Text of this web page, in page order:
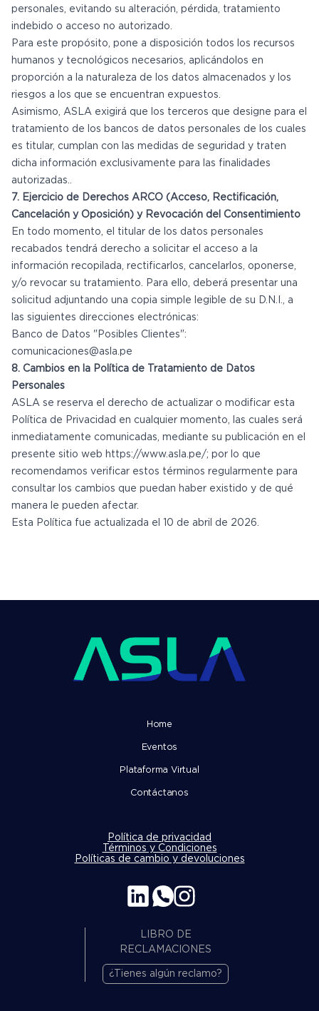
personales, evitando su alteración, pérdida, tratamiento
indebido o acceso no autorizado.
Para este propósito, pone a disposición todos los recursos
humanos y tecnológicos necesarios, aplicándolos en
proporción a la naturaleza de los datos almacenados y los
riesgos a los que se encuentran expuestos.
Asimismo, ASLA exigirá que los terceros que designe para el
tratamiento de los bancos de datos personales de los cuales
es titular, cumplan con las medidas de seguridad y traten
dicha información exclusivamente para las finalidades
autorizadas..
7. Ejercicio de Derechos ARCO (Acceso, Rectificación,
Cancelación y Oposición) y Revocación del Consentimiento
En todo momento, el titular de los datos personales
recabados tendrá derecho a solicitar el acceso a la
información recopilada, rectificarlos, cancelarlos, oponerse,
y/o revocar su tratamiento. Para ello, deberá presentar una
solicitud adjuntando una copia simple legible de su D.N.I., a
las siguientes direcciones electrónicas:
Banco de Datos "Posibles Clientes":
comunicaciones@asla.pe
8. Cambios en la Política de Tratamiento de Datos
Personales
ASLA se reserva el derecho de actualizar o modificar esta
Política de Privacidad en cualquier momento, las cuales será
inmediatamente comunicadas, mediante su publicación en el
presente sitio web https://www.asla.pe/; por lo que
recomendamos verificar estos términos regularmente para
consultar los cambios que puedan haber existido y de qué
manera le pueden afectar.
Esta Política fue actualizada el 10 de abril de 2026.
Home
Eventos
Plataforma Virtual
Contáctanos
Política de privacidad
Términos y Condiciones
Políticas de cambio y devoluciones
LIBRO DE
RECLAMACIONES
¿Tienes algún reclamo?